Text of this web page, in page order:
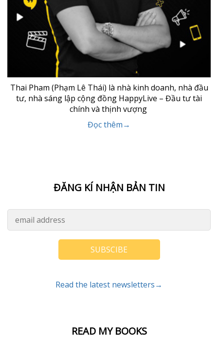
READ MY BOOKS
Thai Pham (Phạm Lê Thái) là nhà kinh doanh, nhà đầu
tư, nhà sáng lập cộng đồng HappyLive – Đầu tư tài
chính và thịnh vượng
Đọc thêm→
ĐĂNG KÍ NHẬN BẢN TIN
SUBSCIBE
Read the latest newsletters→